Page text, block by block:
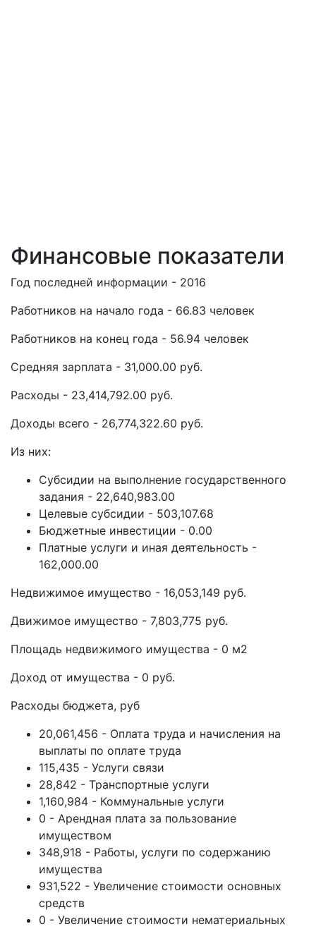
Финансовые показатели
Год последней информации - 2016
Работников на начало года - 66.83 человек
Работников на конец года - 56.94 человек
Средняя зарплата - 31,000.00 руб.
Расходы - 23,414,792.00 руб.
Доходы всего - 26,774,322.60 руб.
Из них:
Субсидии на выполнение государственного
задания - 22,640,983.00
Целевые субсидии - 503,107.68
Бюджетные инвестиции - 0.00
Платные услуги и иная деятельность -
162,000.00
Недвижимое имущество - 16,053,149 руб.
Движимое имущество - 7,803,775 руб.
Площадь недвижимого имущества - 0 м2
Доход от имущества - 0 руб.
Расходы бюджета, руб
20,061,456 - Оплата труда и начисления на
выплаты по оплате труда
115,435 - Услуги связи
28,842 - Транспортные услуги
1,160,984 - Коммунальные услуги
0 - Арендная плата за пользование
имуществом
348,918 - Работы, услуги по содержанию
имущества
931,522 - Увеличение стоимости основных
средств
0 - Увеличение стоимости нематериальных